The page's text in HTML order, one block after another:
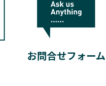
お問合せフォーム